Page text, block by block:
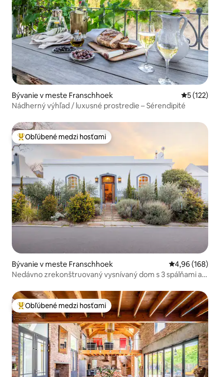
Bývanie v meste Franschhoek Priemerné
5 (122)
Nádherný výhľad / luxusné prostredie – Sérendipité
Najobľúbenejšie medzi hosťami
Obľúbené medzi hosťami
Bývanie v meste Franschhoek Priemerné
4,96 (168)
Nedávno zrekonštruovaný vysnívaný dom s 3 spálňami a
Najobľúbenejšie medzi hosťami
Obľúbené medzi hosťami